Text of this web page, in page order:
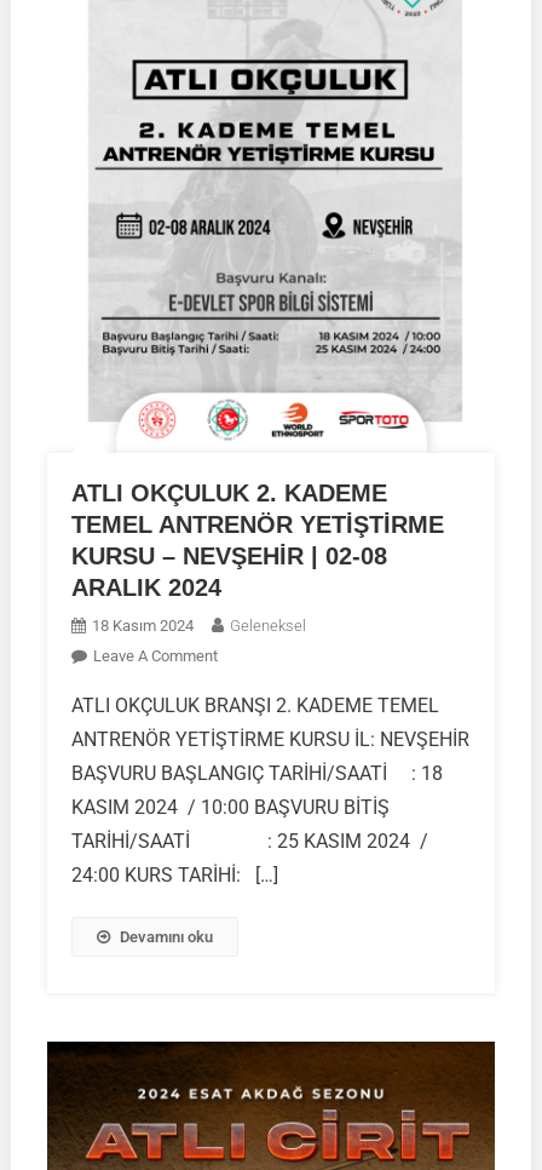
ATLI OKÇULUK 2. KADEME
TEMEL ANTRENÖR YETİŞTİRME
KURSU – NEVŞEHİR | 02-08
ARALIK 2024
18 Kasım 2024
Geleneksel
Leave A CommentOn
OKÇULUK
2.
KADEME
ANTRENÖR
YETİŞTİRME
KURSU
ARALIK
2024
ATLI OKÇULUK BRANŞI 2. KADEME TEMEL
ANTRENÖR YETİŞTİRME KURSU İL: NEVŞEHİR
BAŞVURU BAŞLANGIÇ TARİHİ/SAATİ : 18
KASIM 2024 / 10:00 BAŞVURU BİTİŞ
TARİHİ/SAATİ : 25 KASIM 2024 /
24:00 KURS TARİHİ: […]
Devamını oku